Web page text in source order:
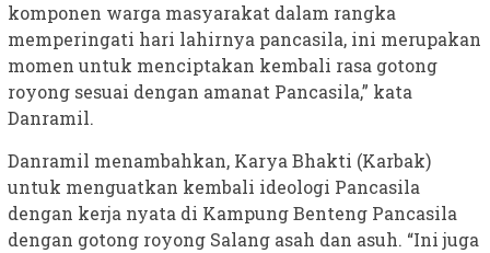
komponen warga masyarakat dalam rangka
memperingati hari lahirnya pancasila, ini merupakan
momen untuk menciptakan kembali rasa gotong
royong sesuai dengan amanat Pancasila,” kata
Danramil.
Danramil menambahkan, Karya Bhakti (Karbak)
untuk menguatkan kembali ideologi Pancasila
dengan kerja nyata di Kampung Benteng Pancasila
dengan gotong royong Salang asah dan asuh. “Ini juga